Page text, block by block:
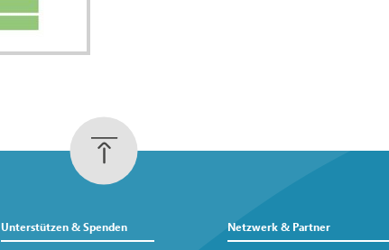
Unterstützen & Spenden Netzwerk & Partner